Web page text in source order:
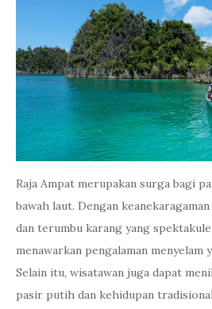
Raja Ampat merupakan surga bagi
bawah laut. Dengan
dan terumbu karang yang
menawarkan pengalaman menyelam
Selain itu, wisatawan juga dapat
pasir putih dan kehidupan